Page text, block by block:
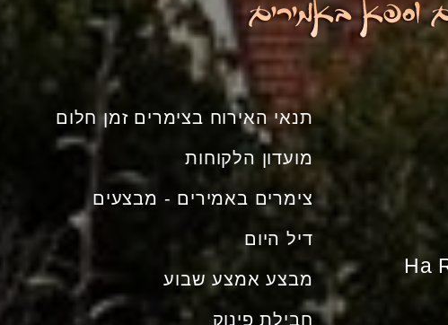
Ha
תנאי האירוח בצימרים זמן חלום
מועדון הלקוחות
צימרים באמירים - מבצעים
דיל היום
מבצע אמצע שבוע
חבילת פינוק